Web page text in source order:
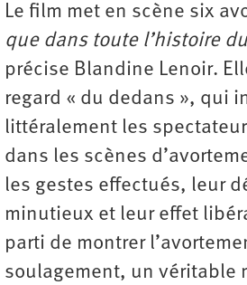
Le film met en scène six
que dans toute l’histoire
précise Blandine Lenoir.
regard « du dedans », qui
littéralement les
dans les scènes
les gestes effectués, leur
minutieux et leur effet
parti de montrer
soulagement, un véritable